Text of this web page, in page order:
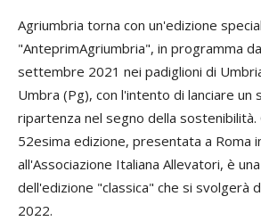
Agriumbria torna con un'edizione
"AnteprimAgriumbria", in programma
settembre 2021 nei padiglioni di
Umbra (Pg), con l'intento di lanciare un
ripartenza nel segno della sostenibilità.
52esima edizione, presentata a Roma
all'Associazione Italiana Allevatori, è
dell'edizione "classica" che si svolgerà
2022.